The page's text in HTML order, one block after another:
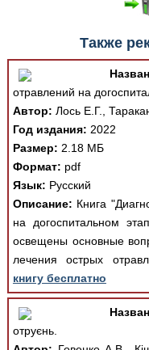
Также
отравлений на
Автор: Лось Е.Г.,
Год издания: 2022
Размер: 2.18 МБ
Формат: pdf
Язык: Русский
Описание: Книга
на догоспитальном
освещены основные
лечения острых
книгу бесплатно
отруєнь.